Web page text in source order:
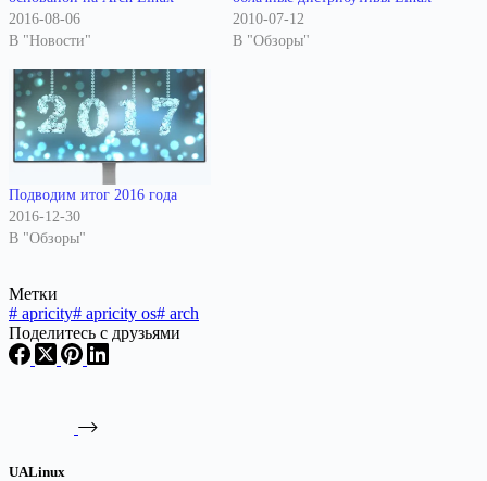
2016-08-06
В "Новости"
2010-07-12
В "Обзоры"
Подводим итог 2016 года
2016-12-30
В "Обзоры"
Метки
# apricity# apricity os# arch
Поделитесь с друзьями
UALinux